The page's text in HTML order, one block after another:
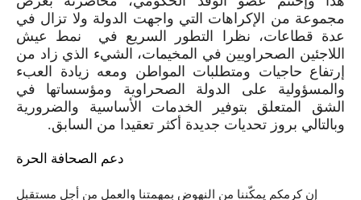
مجموعة من الإكراهات التي واجهت الدولة ولا تزال في
عدة قطاعات، نظرا التطور السريع في نمط عيش
اللاجئين الصحراويين في المخيمات، الشيء الذي زاد من
إرتفاع حاجيات ومتطلبات المواطن ومعه زيادة العبء
والمسؤولية على الدولة الصحراوية ومؤسساتها في
الشق المتعلق بتوفير الخدمات الأساسية والضرورية
وبالتالي بروز تحديات جديدة أكثر تعقيدا من السابق.
دعم الصحافة الحرة
إن كرمكم يمكّننا من النهوض بمهمتنا والعمل من أجل مستقبل